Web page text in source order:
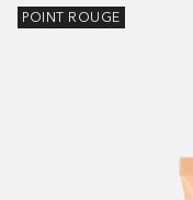
POINT ROUGE